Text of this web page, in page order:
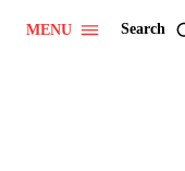
MENU Search